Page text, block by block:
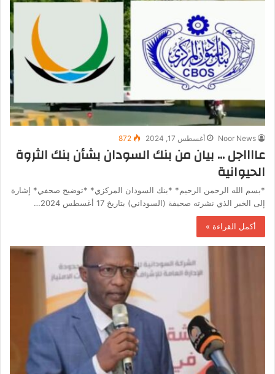
Noor News أغسطس 17, 2024 872
عااااجل … بيان من بنك السودان بشأن بنك الثروة
الحيوانية
*بسم الله الرحمن الرحيم* *بنك السودان المركزي* *توضيح صحفي* إشارة
إلى الخبر الذي نشرته صحيفة (السوداني) بتاريخ 17 أغسطس 2024…
أكمل القراءة »